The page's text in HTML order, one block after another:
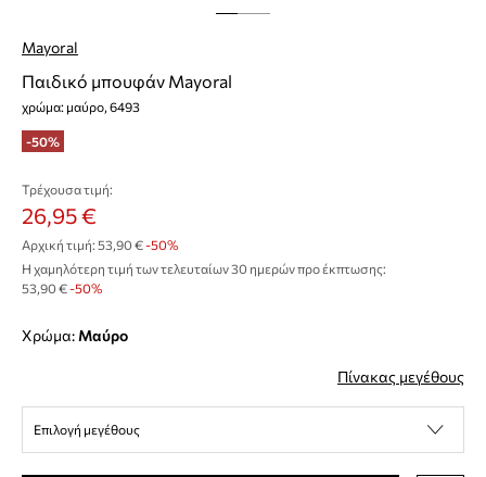
Mayoral
Παιδικό μπουφάν Mayoral
χρώμα: μαύρο, 6493
-50%
Τρέχουσα τιμή:
26,95 €
Αρχική τιμή: 53,90 €-50%
Η χαμηλότερη τιμή των τελευταίων 30 ημερών προ έκπτωσης:
53,90 € -50%
Χρώμα: μαύρο
Πίνακας μεγέθους
Επιλογή μεγέθους